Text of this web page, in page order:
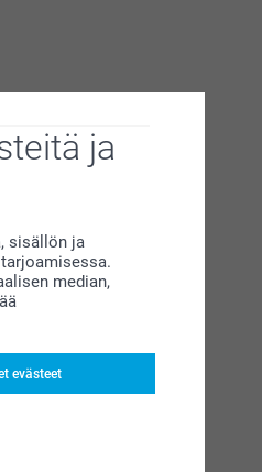
ja
sisällön ja
median,
evästeet